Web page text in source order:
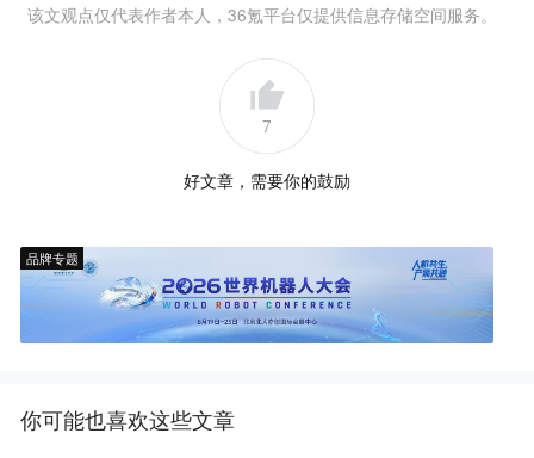
该文观点仅代表作者本人，36氪平台仅提供信息存储空间服务。
7
好文章，需要你的鼓励
品牌专题
你可能也喜欢这些文章